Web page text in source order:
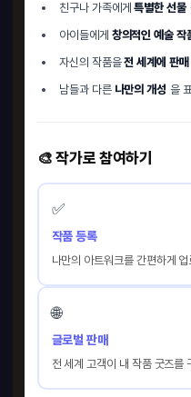
친구나 가족에게특별한 선물
아이들에게 창의적인 예술 작
자신의 작품을전 세계에 판매
남들과 다른 나만의 개성 을
🎨 작가로 참여하기
✅
작품 등록
나만의 아트워크를 간편하게
🌐
글로벌 판매
전 세계 고객이 내 작품 굿즈를